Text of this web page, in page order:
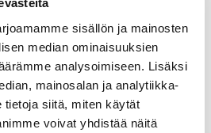
sisällön ja mainosten
median ominaisuuksien
analysoimiseen. Lisäksi
mainosalan ja analytiikka-
tietoja siitä, miten käytät
voivat yhdistää näitä